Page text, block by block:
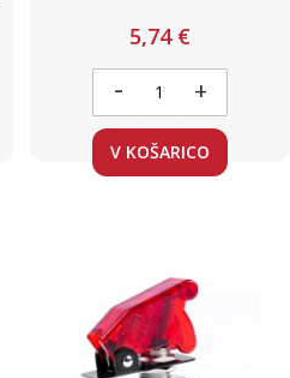
5,74 €
- +
V KOŠARICO